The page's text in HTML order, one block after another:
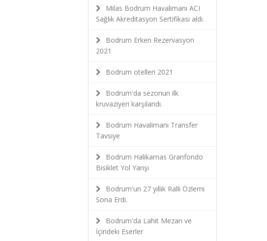
Milas Bodrum Havalimanı ACI
Sağlık Akreditasyon Sertifikası aldı.
Bodrum Erken Rezervasyon
2021
Bodrum otelleri 2021
Bodrum'da sezonun ilk
kruvaziyeri karşılandı.
Bodrum Havalimanı Transfer
Tavsiye
Bodrum Halikarnas Granfondo
Bisiklet Yol Yarışı
Bodrum'un 27 yıllık Ralli Özlemi
Sona Erdi.
Bodrum'da Lahit Mezarı ve
İçindeki Eserler